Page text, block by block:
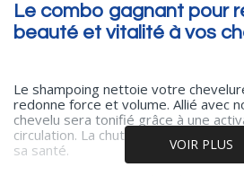
Le combo gagnant pour
beauté et vitalité à vos
Le shampoing nettoie votre
redonne force et volume. Allié avec
chevelu sera tonifié grâce à une
circulation. La chute est ralentie et
sa santé.
VOIR PLUS